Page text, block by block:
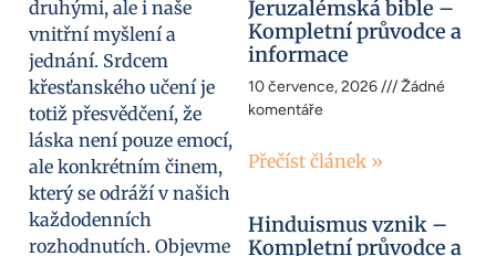
druhými, ale i naše
vnitřní myšlení a
jednání. Srdcem
křesťanského učení je
totiž přesvědčení, že
láska není pouze emocí,
ale konkrétním činem,
který se odráží v našich
každodenních
rozhodnutích. Objevme
Jeruzalémská bible –
Kompletní průvodce a
informace
10 července, 2026
Žádné
komentáře
Přečíst článek »
Hinduismus vznik –
Kompletní průvodce a